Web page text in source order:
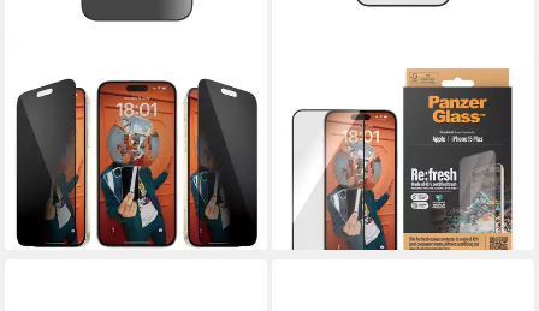
Schutzfolie Privacy
Displayschutz mit EasyAligner,
(Handy-Schutzfolie, 1-St),
Displayblickschutz
38,85 €
lieferbar - in 3-4 Werktagen bei dir
Displayschutzglas Screen
Protector Glass für iPhone 15
Plus, Ultra Wide Fit
41,85 €
lieferbar - in 3-4 Werktagen bei dir